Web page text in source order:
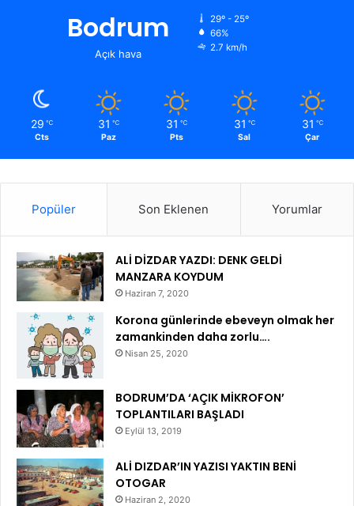
Bodrum
Açık hava
29º - 25º
66%
2.7 km/h
29 ℃
Cts
31 ℃
Paz
31 ℃
Pts
31 ℃
Sal
31 ℃
Çar
Popüler Son Eklenen Yorumlar
ALİ DİZDAR YAZDI: DENK GELDİ
MANZARA KOYDUM
Haziran 7, 2020
Korona günlerinde ebeveyn olmak her
zamankinden daha zorlu….
Nisan 25, 2020
BODRUM’DA ‘AÇIK MİKROFON’
TOPLANTILARI BAŞLADI
Eylül 13, 2019
ALİ DIZDAR’IN YAZISI YAKTIN BENİ
OTOGAR
Haziran 2, 2020